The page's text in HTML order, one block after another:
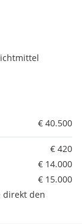
€ 40.500
€ 420
€ 14.000
€ 15.000
direkt den